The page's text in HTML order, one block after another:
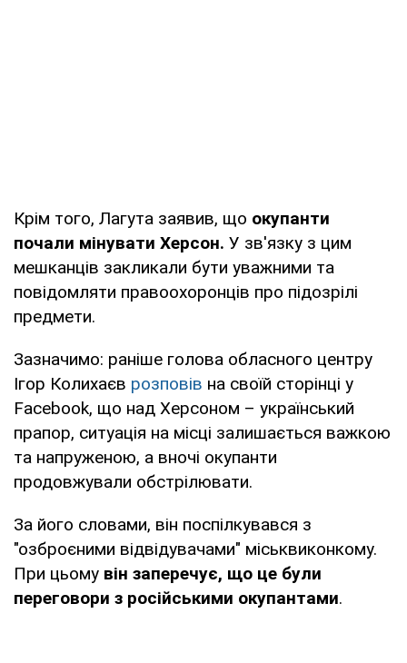
Крім того, Лагута заявив, що окупанти
почали мінувати Херсон. У зв'язку з цим
мешканців закликали бути уважними та
повідомляти правоохоронців про підозрілі
предмети.
Зазначимо: раніше голова обласного центру
Ігор Колихаєв розповів на своїй сторінці у
Facebook, що над Херсоном – український
прапор, ситуація на місці залишається важкою
та напруженою, а вночі окупанти
продовжували обстрілювати.
За його словами, він поспілкувався з
"озброєними відвідувачами" міськвиконкому.
При цьому він заперечує, що це були
переговори з російськими окупантами.